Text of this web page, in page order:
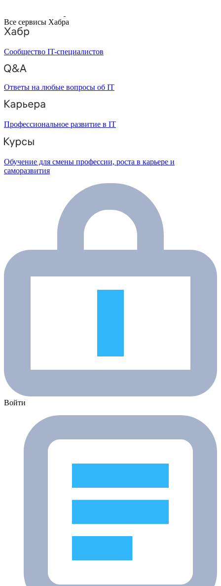
Все сервисы Хабра
Сообщество IT-специалистов
Ответы на любые вопросы об IT
Профессиональное развитие в IT
Обучение для смены профессии, роста в карьере и
саморазвития
Войти